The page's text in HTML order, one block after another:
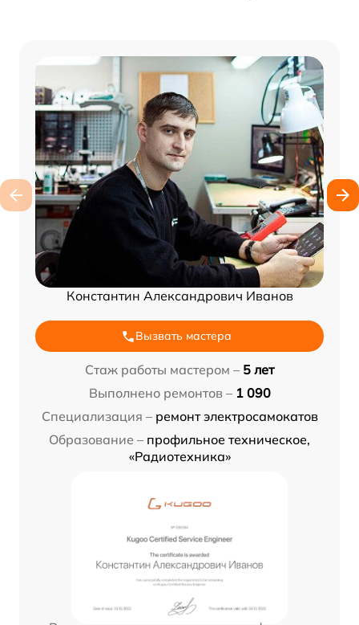
Константин Александрович Иванов
Вызвать мастера
Стаж работы мастером – 5 лет
Выполнено ремонтов – 1 090
Специализация – ремонт электросамокатов
Образование – профильное техническое,
«Радиотехника»